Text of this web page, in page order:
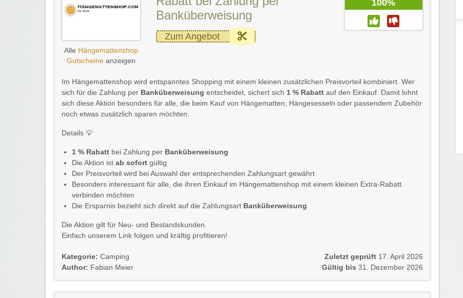
Alle Hängemattenshop
Gutscheineanzeigen
Banküberweisung
Zum Angebot
100%
Im Hängemattenshop wird entspanntes Shopping mit einem kleinen zusätzlichen Preisvorteil kombiniert. Wer
sich für die Zahlung per Banküberweisung entscheidet, sichert sich 1 % Rabatt auf den Einkauf. Damit lohnt
sich diese Aktion besonders für alle, die beim Kauf von Hängematten, Hängesesseln oder passendem Zubehör
noch etwas zusätzlich sparen möchten.
Details 💡
1 % Rabatt bei Zahlung per Banküberweisung
Die Aktion ist ab sofort gültig
Der Preisvorteil wird bei Auswahl der entsprechenden Zahlungsart gewährt
Besonders interessant für alle, die ihren Einkauf im Hängemattenshop mit einem kleinen Extra-Rabatt
verbinden möchten
Die Ersparnis bezieht sich direkt auf die Zahlungsart Banküberweisung
Die Aktion gilt für Neu- und Bestandskunden.
Einfach unserem Link folgen und kräftig profitieren!
Kategorie: Camping
Author: Fabian Meier
Zuletzt geprüft 17. April 2026
Gültig bis 31. Dezember 2026